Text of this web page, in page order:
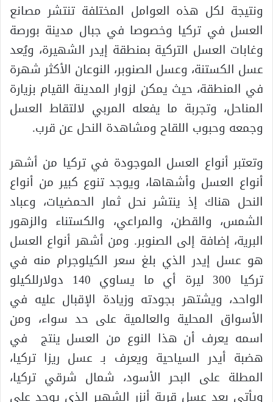
ونتيجة لكل هذه العوامل المختلفة تنتشر مصانع
العسل في تركيا وخصوصا في جبال مدينة بورصة
وغابات العسل التركية بمنطقة إيدر الشهيرة، ويُعد
عسل الكستنة، وعسل الصنوبر، النوعان الأكثر شهرة
في المنطقة، حيث يمكن لزوار المدينة القيام بزيارة
المناحل، وتجربة ما يفعله المربي لالتقاط العسل
وجمعه وحبوب اللقاح ومشاهدة النحل عن قرب.
وتعتبر أنواع العسل الموجودة في تركيا من أشهر
أنواع العسل وأشهاها، ويوجد تنوع كبير من أنواع
النحل هناك إذ ينتشر نحل ثمار الحمضيات، وعباد
الشمس، والقطن، والمراعي، والكستناء والزهور
البرية، إضافة إلى الصنوبر. ومن أشهر أنواع العسل
هو عسل إيدر الذي بلغ سعر الكيلوجرام منه في
تركيا 300 ليرة أي ما يساوي 140 دولارللكيلو
الواحد، ويشتهر بجودته وزيادة الإقبال عليه في
الأسواق المحلية والعالمية على حد سواء، ومن
اسمه يعرف أن هذا النوع من العسل ينتج في
هضبة أيدر السياحية ويعرف بـ عسل ريزا تركيا،
المطلة على البحر الأسود، شمال شرقي تركيا،
ويأتي بعد عسل قرية أنزر الشهير الذي يوجد على